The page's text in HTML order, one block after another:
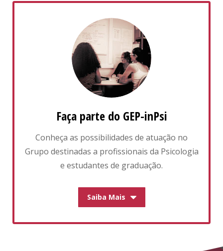
Faça parte do GEP-inPsi
Conheça as possibilidades de atuação no
Grupo destinadas a profissionais da Psicologia
e estudantes de graduação.
Saiba Mais